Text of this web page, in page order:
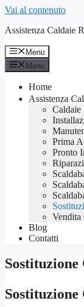
Vai al contenuto
Assistenza Caldaie
Menu
Menu
Home
Assistenza
Caldaie
Prima
Pronto
Vendita
Blog
Contatti